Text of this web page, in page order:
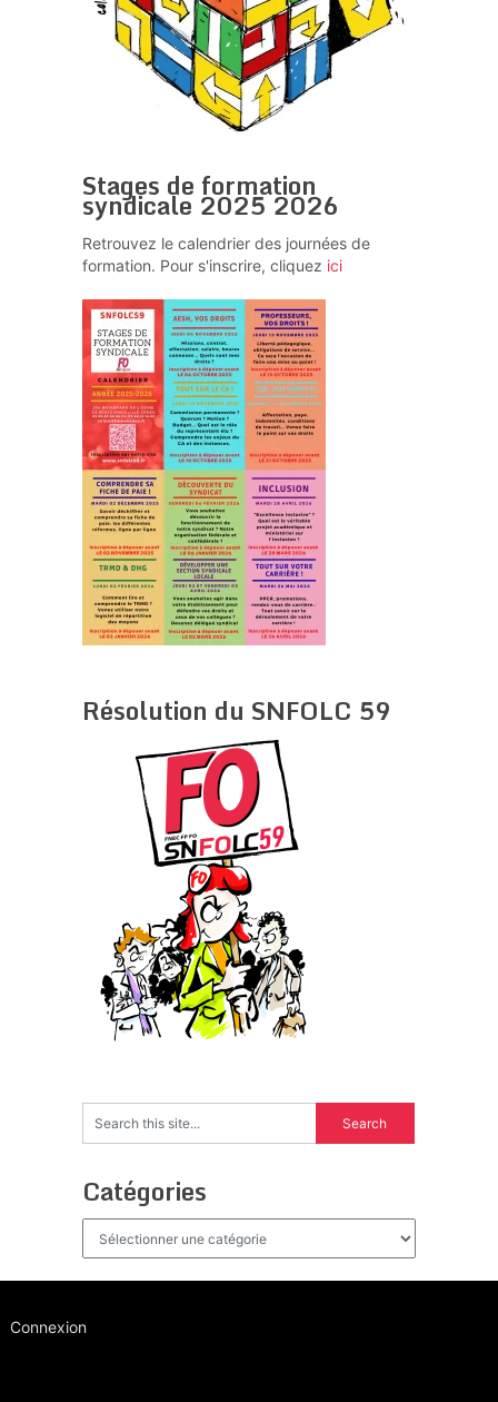
Stages de formation
syndicale 2025 2026
Retrouvez le calendrier des journées de
formation. Pour s'inscrire, cliquez ici
Résolution du SNFOLC 59
Catégories
Connexion